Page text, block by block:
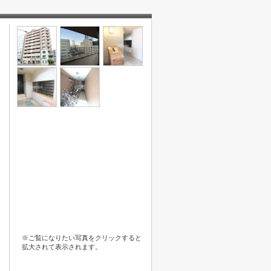
※ご覧になりたい写真をクリックすると
拡大されて表示されます。